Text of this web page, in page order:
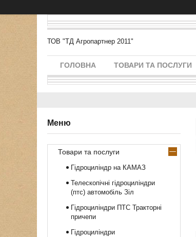
ТОВ "ТД Агропартнер 2011"
ГОЛОВНА ТОВАРИ ТА ПОСЛУГИ
Товари та послуги
Гідроциліндр на КАМАЗ
Телескопічні гідроциліндри
(птс) автомобіль Зіл
Гідроциліндри ПТС Тракторні
причепи
Гідроциліндри